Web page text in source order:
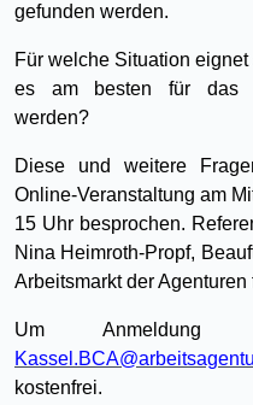
gefunden werden.
Für welche Situation
es am besten für das
werden?
Diese und weitere
Online-Veranstaltung am
15 Uhr besprochen.
Nina Heimroth-Propf,
Arbeitsmarkt der
Um Anmeldung
kostenfrei.